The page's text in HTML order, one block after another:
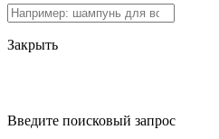
Закрыть
Введите поисковый запрос